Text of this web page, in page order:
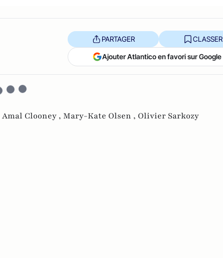
PARTAGER CLASSER
Ajouter Atlantico en favori sur Google
Amal Clooney , Mary-Kate Olsen , Olivier Sarkozy